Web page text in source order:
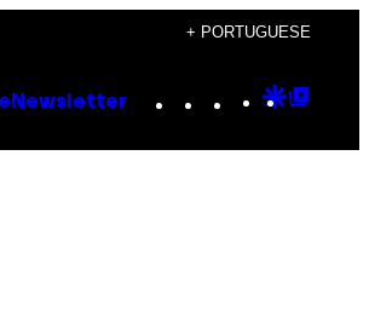
+ PORTUGUESE
Newsletter Instagram
TikTok
YouTube
Google